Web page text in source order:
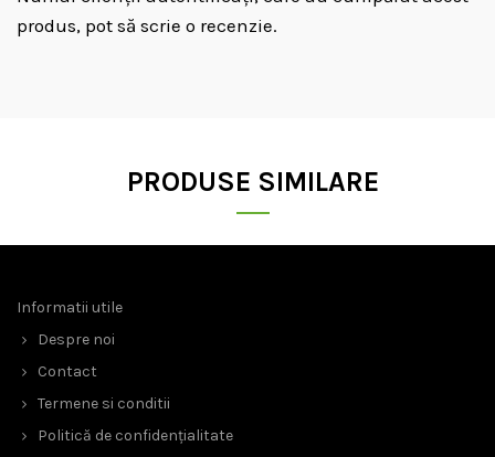
produs, pot să scrie o recenzie.
PRODUSE SIMILARE
Informatii utile
Despre noi
Contact
Termene si conditii
Politică de confidențialitate